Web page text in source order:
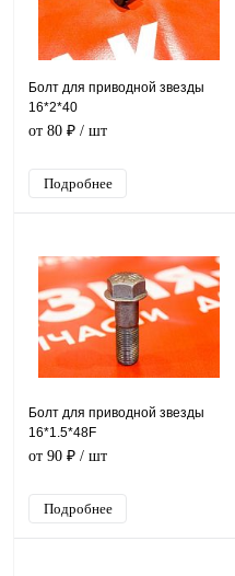
Болт для приводной звезды
16*2*40
от 80 ₽ / шт
Подробнее
Болт для приводной звезды
16*1.5*48F
от 90 ₽ / шт
Подробнее